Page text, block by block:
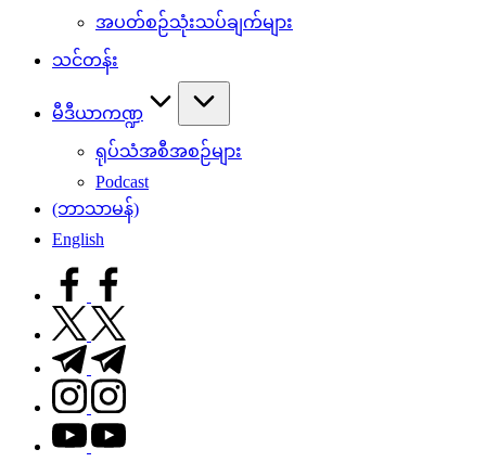
အပတ်စဉ်သုံးသပ်ချက်များ
သင်တန်း
မီဒီယာကဏ္ဍ
ရုပ်သံအစီအစဉ်များ
Podcast
(ဘာသာမန်)
English
facebook.com
twitter.com
t.me
instagram.com
youtube.com